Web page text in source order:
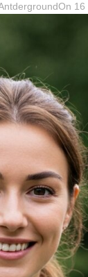
On 16